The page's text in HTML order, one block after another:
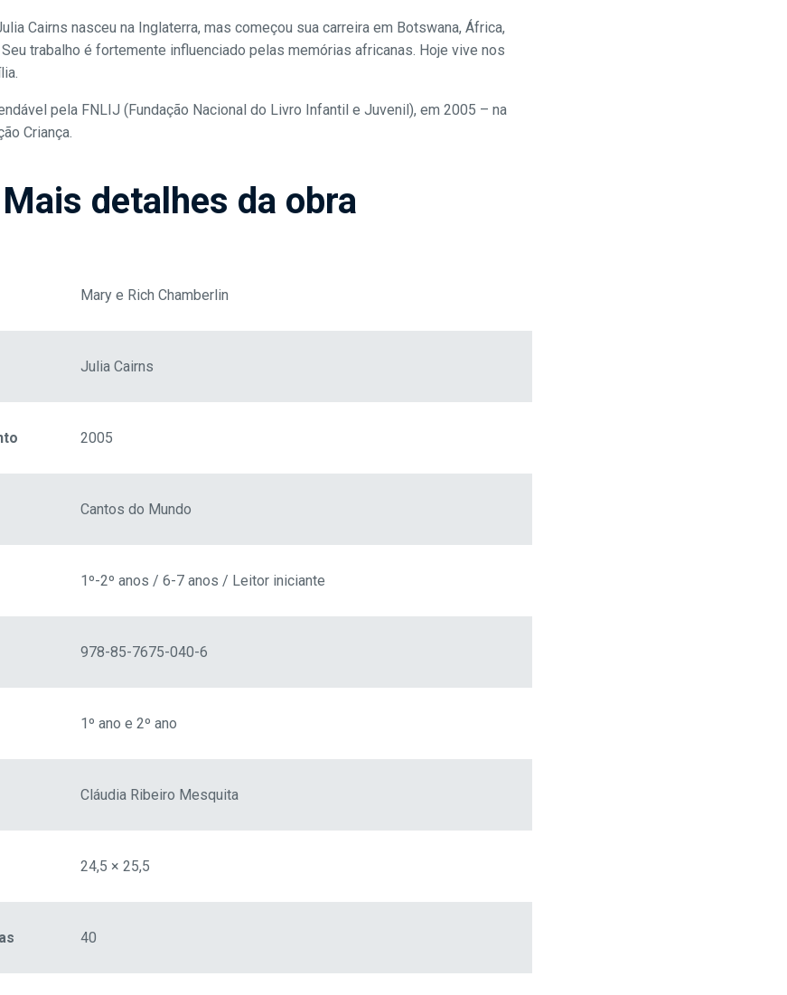
Cairns nasceu na Inglaterra, mas começou sua carreira em Botswana, África,
trabalho é fortemente influenciado pelas memórias africanas. Hoje vive nos
pela FNLIJ (Fundação Nacional do Livro Infantil e Juvenil), em 2005 – na
Criança.
Mais detalhes da obra
Mary e Rich Chamberlin
Julia Cairns
2005
Cantos do Mundo
1º-2º anos / 6-7 anos / Leitor iniciante
978-85-7675-040-6
1º ano e 2º ano
Cláudia Ribeiro Mesquita
24,5 × 25,5
40